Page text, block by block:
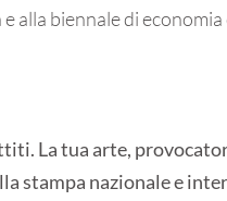
alla biennale di
La tua arte,
stampa nazionale e